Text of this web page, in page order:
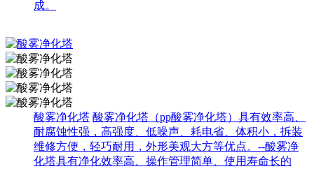
成。
酸雾净化塔 酸雾净化塔（pp酸雾净化塔）具有效率高、
耐腐蚀性强，高强度、低噪声、耗电省、体积小，拆装
维修方便，轻巧耐用，外形美观大方等优点。--酸雾净
化塔具有净化效率高、操作管理简单、使用寿命长的